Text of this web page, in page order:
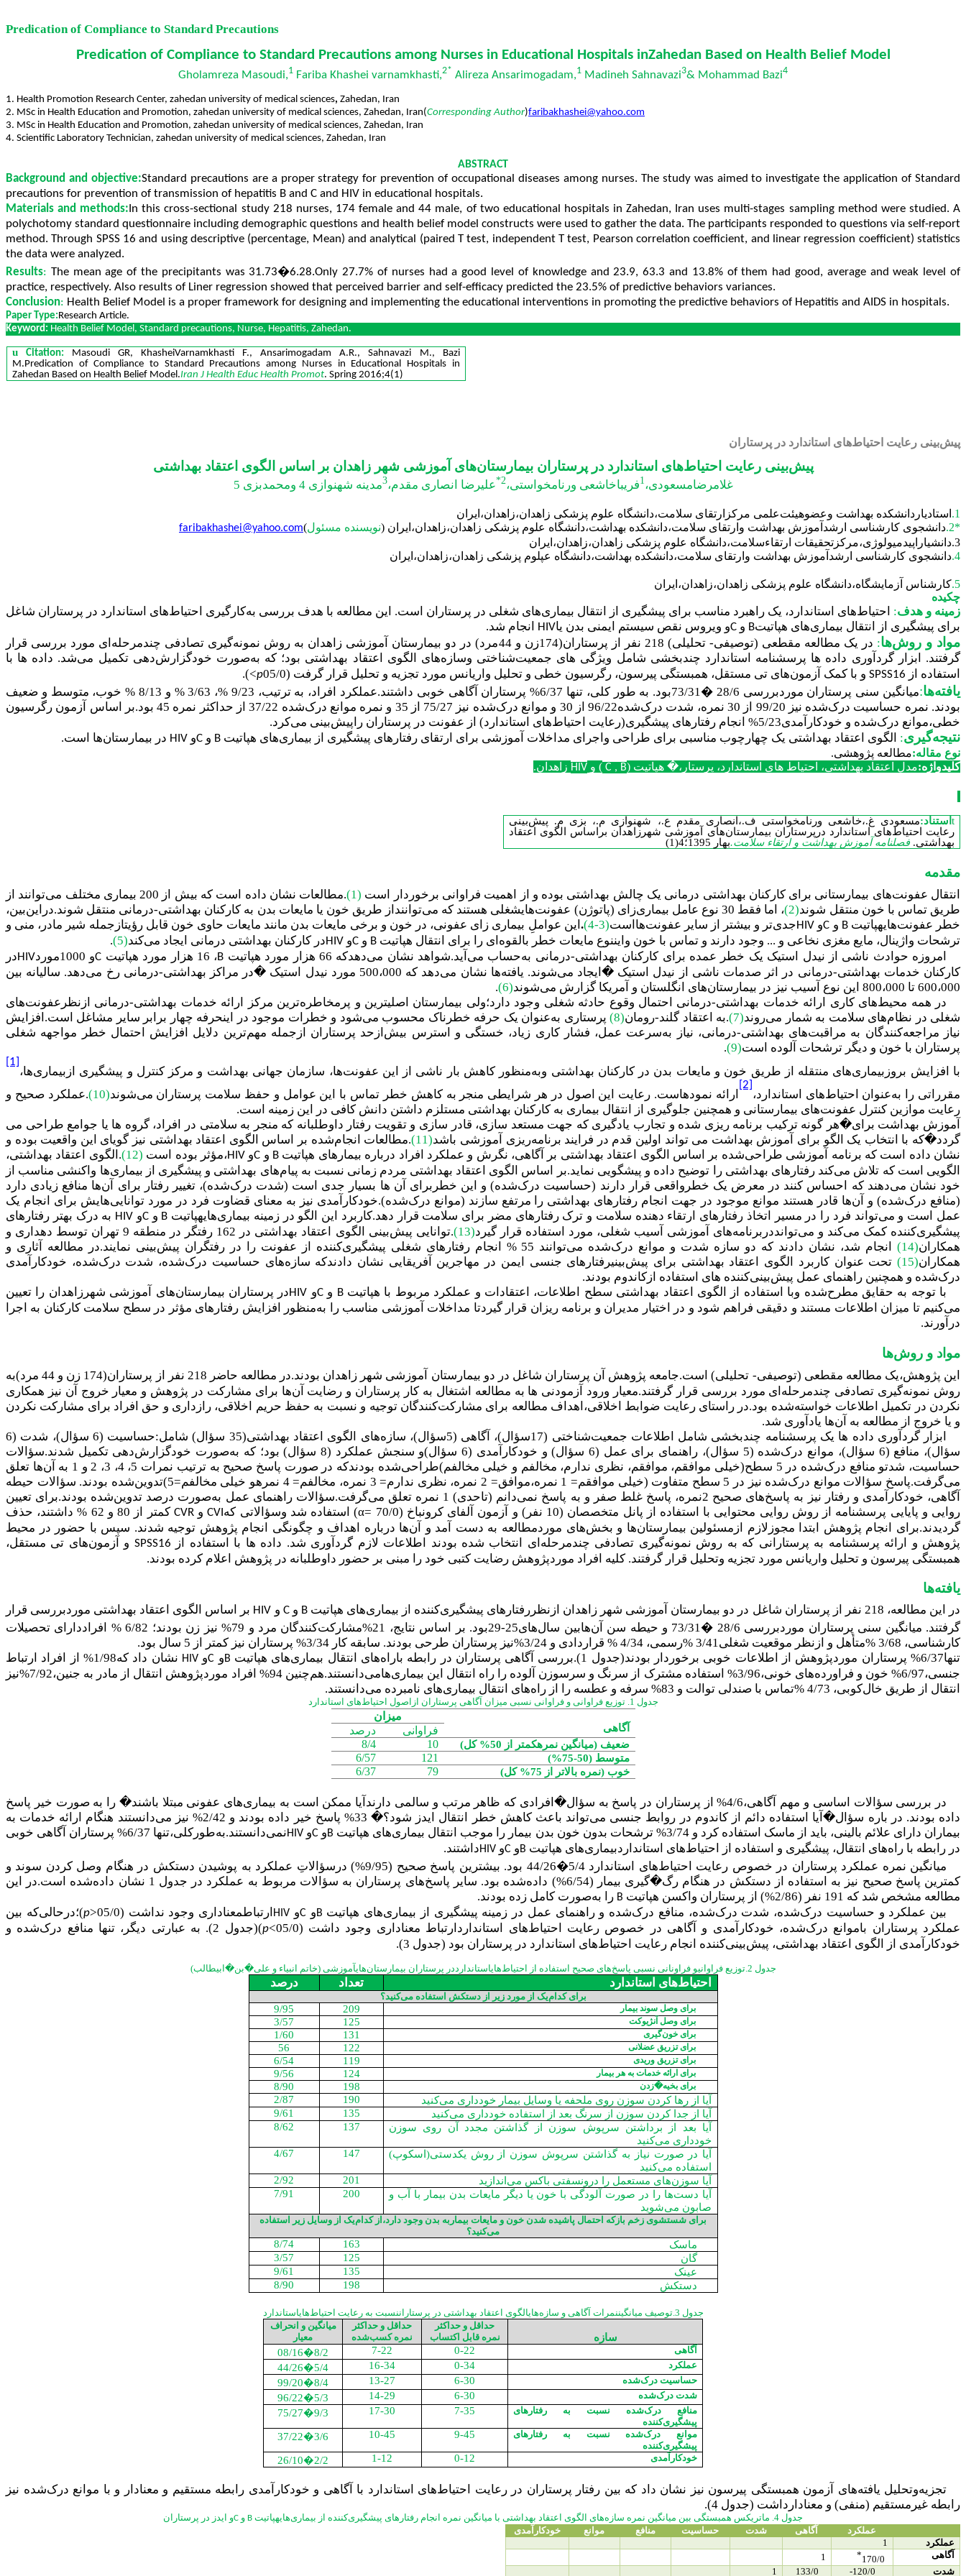
Predication of Compliance to Standard Precautions
Predication of Compliance to Standard Precautions among Nurses in Educational Hospitals inZahedan Based on Health Belief Model
Gholamreza Masoudi,1 Fariba Khashei varnamkhasti,2* Alireza Ansarimogadam,1 Madineh Sahnavazi3& Mohammad Bazi4
1. Health Promotion Research Center, zahedan university of medical sciences, Zahedan, Iran
2. MSc in Health Education and Promotion, zahedan university of medical sciences, Zahedan, Iran(Corresponding Author)faribakhashei@yahoo.com
3. MSc in Health Education and Promotion, zahedan university of medical sciences, Zahedan, Iran
4. Scientific Laboratory Technician, zahedan university of medical sciences, Zahedan, Iran
ABSTRACT
Background and objective:Standard precautions are a proper strategy for prevention of occupational diseases among nurses. The study was aimed to investigate the application of Standard
precautions for prevention of transmission of hepatitis B and C and HIV in educational hospitals.
Materials and methods: In this cross-sectional study 218 nurses, 174 female and 44 male, of two educational hospitals in Zahedan, Iran uses multi-stages sampling method were studied. A
polychotomy standard questionnaire including demographic questions and health belief model constructs were used to gather the data. The participants responded to questions via self-report
method. Through SPSS 16 and using descriptive (percentage, Mean) and analytical (paired T test, independent T test, Pearson correlation coefficient, and linear regression coefficient) statistics
the data were analyzed.
Results: The mean age of the precipitants was 31.73�6.28.Only 27.7% of nurses had a good level of knowledge and 23.9, 63.3 and 13.8% of them had good, average and weak level of
practice, respectively. Also results of Liner regression showed that perceived barrier and self-efficacy predicted the 23.5% of predictive behaviors variances.
Conclusion: Health Belief Model is a proper framework for designing and implementing the educational interventions in promoting the predictive behaviors of Hepatitis and AIDS in hospitals.
Paper Type:Research Article.
Keyword: Health Belief Model, Standard precautions, Nurse, Hepatitis, Zahedan.
uCitation: Masoudi GR, KhasheiVarnamkhasti F., Ansarimogadam A.R., Sahnavazi M., Bazi
M.Predication of Compliance to Standard Precautions among Nurses in Educational Hospitals in
Zahedan Based on Health Belief Model.Iran J Health Educ Health Promot. Spring 2016;4(1)
پیش‌بینی رعایت احتیاط‌های استاندارد در پرستاران
پیش‌بینی رعایت احتیاط‌های استاندارد در پرستاران بیمارستان‌های آموزشی شهر زاهدان بر اساس الگوی اعتقاد بهداشتی
غلامرضامسعودی،1فریباخاشعی ورنامخواستی،2* علیرضا انصاری مقدم،3مدینه شهنوازی 4 ومحمدبزی 5
1. استادیاردانشکده بهداشت وعضوهیئت‌علمی مرکزارتقای سلامت،دانشگاه علوم پزشکی زاهدان،زاهدان،ایران
*2.
دانشجوی کارشناسی ارشدآموزش بهداشت وارتقای سلامت،دانشکده بهداشت،دانشگاه علوم پزشکی زاهدان،زاهدان،ایران (نویسنده مسئول)
faribakhashei@yahoo.com
3.دانشیاراپیدمیولوژی،مرکزتحقیقات ارتقاءسلامت،دانشگاه علوم پزشکی زاهدان،زاهدان،ایران
4. دانشجوی کارشناسی ارشدآموزش بهداشت وارتقای سلامت،دانشکده بهداشت،دانشگاه عپلوم پزشکی زاهدان،زاهدان،ایران
5. کارشناس آزمایشگاه،دانشگاه علوم پزشکی زاهدان،زاهدان،ایران
چکیده
زمينه و هدف: احتیاط‌های استاندارد، یک راهبرد مناسب برای پیشگیری از انتقال بیماری‌های شغلی در پرستاران است. این مطالعه با هدف بررسی به‌کارگیری احتیاط‌های استاندارد در پرستاران شاغل
برای پیشگیری از انتقال بیماری‌های هپاتیتB وCو ویروس نقص سیستم ایمنی بدن یاHIV انجام شد.
مواد و روش‌ها: در یک مطالعه مقطعی (توصیفی- تحلیلی) 218 نفر از پرستاران (174زن و 44مرد) در دو بیمارستان آموزشی زاهدان به روش نمونه‌گیری تصادفی چندمرحله‌ای مورد بررسی قرار
گرفتند.
ابزار گردآوری داده ها پرسشنامه استاندارد چندبخشی شامل ویژگی های جمعیتشناختی وسازه‌های الگوی اعتقاد بهداشتی بود؛ که به‌صورت خودگزارشدهی تکمیل می‌شد. داده ها با
استفاده از SPSS16 و با کمک آزمون‌های تی مستقل، همبستگی پیرسون، رگرسیون خطی و تحلیل واریانس مورد تجزیه ‌و تحلیل قرار گرفت (05/0 p
<
).
يافته‌ها:میانگین سنی پرستاران موردبررسی 28/6 �
73/31بود. به طور کلی، تنها 6/37% پرستاران آگاهی خوبی داشتند.عملکرد افراد، به ترتیب، 9/23 %، 3/63 % و 8/13 % خوب، متوسط و ضعیف
بودند. نمره حساسیت درک‌شده نیز 99/20 از 30 نمره، شدت درک‌شده96/22 از 30 و موانع درک‌شده نیز 75/27 از 35 و نمره موانع درک‌شده 37/22 از حداکثر نمره 45 بود.
بر اساس آزمون رگرسیون
خطی،موانع درک‌شده و خودکارآمدی5/23
% انجام رفتارهای پیشگیری(رعایت احتیاط‌های استاندارد) از عفونت در پرستاران راپیش‌بینی می‌کرد.
نتیجه‌گیری: الگوی اعتقاد بهداشتی یک چهارچوب مناسبی برای طراحی واجرای مداخلات آموزشی برای ارتقای رفتارهای پیشگیری از بیماری‌های هپاتیت B و Cو HIV در بیمارستان‌ها است.
نوع مقاله:مطالعه پژوهشی.
کلیدواژه:مدل اعتقاد بهداشتی، احتیاط های استاندارد، پرستار،� هپاتیت (C , B ) و HIV زاهدان.
t استناد:مسعودی غ.،خاشعی ورنامخواستی ف.،انصاری مقدم ع.، شهنوازی م.، بزی م. پیش‌بینی
رعایت احتیاط‌های استاندارد درپرستاران بیمارستان‌های آموزشی شهرزاهدان براساس الگوی اعتقاد
بهداشتی.فصلنامه آموزش بهداشت و ارتقاء سلامت.بهار 1395؛4(1 )
مقدمه
انتقال عفونت‌های بیمارستانی برای کارکنان بهداشتی درمانی یک چالش بهداشتی بوده و از اهمیت فراوانی برخوردار است (1)
.مطالعات نشان داده است که بیش از 200 بیماری مختلف می‌توانند از
طریق تماس با خون منتقل شوند(2)
، اما فقط 30 نوع عامل بیماری‌زای (پاتوژن) عفونت‌هایشغلی هستند که می‌تواننداز طریق خون یا مایعات بدن به کارکنان بهداشتی-درمانی منتقل شوند.دراین‌بین،
خطر عفونت‌هایهپاتیتB و Cو HIVجدی‌تر و بیشتر از سایر عفونت‌هااست(3-4)
. این عواملِ بیماری زای عفونی، در خون و برخی مایعات بدن مانند مایعات حاوی خون قابل رؤیتازجمله شیر مادر، منی و
ترشحات واژینال، مایع مغزی نخاعی و ... وجود دارند و تماس با خون وایننوع مایعات خطر بالقوه‌ای را برای انتقال هپاتیت B و Cو HIVدر کارکنان بهداشتی درمانی ایجاد می‌کند(5)
.
امروزه حوادث ناشی از نیدل استیک یک خطر عمده برای کارکنان بهداشتی-درمانی به‌حساب می‌آید.شواهد نشان می‌دهدکه 66 هزار مورد هپاتیت
B، 16 هزار مورد هپاتیت Cو 1000مورد HIVدر
کارکنان خدمات بهداشتی-درمانی در اثر صدمات ناشی از نیدل استیک �ایجاد می‌شوند. یافته‌ها نشان می‌دهد که 500،000 مورد نیدل استیک �در مراکز بهداشتی-درمانی رخ می‌دهد. سالیانه بین
600،000 تا 800،000 این نوع آسیب نیز در بیمارستان‌های انگلستان و آمریکا گزارش می‌شوند
(6)
.
در همه محیط‌های کاری ارائه خدمات بهداشتی-درمانی احتمال وقوع حادثه شغلی وجود دارد؛ولی بیمارستان اصلی‏ترین و پرمخاطره‌ترین مرکز ارائه خدمات بهداشتی-درمانی ازنظرعفونت‌های
شغلی در نظام‌های سلامت به شمار می‌روند(7) .به اعتقاد گلند-رومان(
8
)پرستاری به‌عنوان یک حرفه خطرناک محسوب می‌شود و خطرات موجود در اینحرفه چهار برابر سایر مشاغل است. افزایش
نیاز مراجعه‌کنندگان به مراقبت‌های بهداشتی-درمانی، نیاز به‌سرعت عمل، فشار کاری زیاد، خستگی و استرس بیش‌ازحد پرستاران ازجمله مهم‌ترین دلایل افزایش احتمال خطر مواجهه شغلی
پرستاران با خون و دیگر ترشحات آلوده است(9)
.
با افزایش بروزبیماری‌های منتقله از طریق خون و مایعات بدن در کارکنان بهداشتی وبه‌منظور کاهش بار ناشی از این عفونت‌ها، سازمان جهانی بهداشت و مرکز کنترل و پیشگیری ازبیماری‌ها،
[1]
مقرراتی را به‌عنوان احتیاط‌های استاندارد،
[2]
ارائه نمودهاست. رعایت این اصول در هر شرایطی منجر به کاهش خطر تماس با این عوامل و حفظ سلامت پرستاران می‌شوند(10)
.عملکرد صحیح و
رعایت موازین کنترل عفونت‌های بیمارستانی و همچنین جلوگیری از انتقال بیماری به کارکنان بهداشتی مستلزم داشتن دانش کافی در این زمینه است.
آموزش بهداشت برای�هر گونه ترکیب برنامه ریزی شده و تجارب یادگیری که جهت مستعد سازی، قادر سازی و تقویت رفتار داوطلبانه که منجر به سلامتی در افراد، گروه ها یا جوامع طراحی می
گردد�که با انتخاب یک الگو برای آموزش بهداشت می تواند اولین قدم در فرایند برنامه‌ریزی آموزشی باشد(
11
).مطالعات انجام‌شده بر اساس الگوی اعتقاد بهداشتی نیز گویای این واقعیت بوده و
نشان داده است که برنامه آموزشی طراحی‌شده بر اساس الگوی اعتقاد بهداشتی بر آگاهی، نگرش و عملکرد افراد درباره بیمارهای هپاتیت B و CوHIV،مؤثر بوده است (
12
)
. الگوی اعتقاد بهداشتی،
الگویی است که تلاش می‌کند رفتارهای بهداشتی را توضیح داده و پیشگویی نماید.بر اساس الگوی اعتقاد بهداشتی مردم زمانی نسبت به پیام‌های بهداشتی و پیشگیری از بیماری‌ها واکنشی مناسب از
خود نشان می‌دهند که احساس کنند در معرض یک خطرواقعی قرار دارند (حساسیت درک‌شده) و این خطربرای آن ها بسیار جدی است (شدت درک‌شده)، تغییر رفتار برای آن‌ها منافع زیادی دارد
(منافع درک‌شده) و آن‌ها قادر هستند موانع موجود در جهت انجام رفتارهای بهداشتی را مرتفع سازند (موانع درک‌شده).خودکارآمدی نیز به معنای قضاوت فرد در مورد توانایی‌هایش برای انجام یک
عمل است و می‌تواند فرد را در مسیر اتخاذ رفتارهای ارتقاء دهنده سلامت و ترک رفتارهای مضر برای سلامت قرار دهد.کاربرد این الگو در زمینه بیماری‌هایهپاتیت B وCو HIV به درک بهتر رفتارهای
پیشگیری‌کننده کمک می‌کند و می‌توانددربرنامه‌های آموزشی آسیب شغلی، مورد استفاده قرار گیرد(13)
.توانایی پیش‌بینی الگوی اعتقاد بهداشتی در 162 رفتگر در منطقه 9 تهران توسط دهداری و
همکاران(14) انجام شد، نشان دادند که دو سازه شدت و موانع درک‌شده می‌توانند 55 % انجام رفتارهای شغلی پیشگیری‌کننده از عفونت را در رفتگران پیش‌بینی نمایند .در مطالعه آثاری و
همکاران(15)
تحت عنوان کاربرد الگوی اعتقاد بهداشتی برای پیش‌بینیرفتارهای جنسی ایمن در مهاجرین آفریقایی نشان دادندکه سازه‌های حساسیت درک‌شده، شدت درک‌شده، خودکارآمدی
درک‌شده و همچنین راهنمای عمل پیش‌بینی‌کننده های استفاده ازکاندوم بودند.
با توجه به حقایق مطرح‌شده وبا استفاده از الگوی اعتقاد بهداشتی سطح اطلاعات، اعتقادات و عملکرد مربوط با هپاتیتB وCو HIVدر پرستاران بیمارستان‌های آموزشی شهرزاهدان را تعیین
می‌کنیم تا میزان اطلاعات مستند و دقیقی فراهم شود و در اختیار مدیران و برنامه ریزان قرار گیردتا مداخلات آموزشی مناسب را به‌منظور افزایش رفتارهای مؤثر در سطح سلامت کارکنان به اجرا
درآورند.
مواد و روش‌ها
این پژوهش،یک مطالعه مقطعی (توصیفی- تحلیلی) است.جامعه پژوهش آن پرستاران شاغل در دو بیمارستان آموزشی شهر زاهدان بودند.
در مطالعه حاضر 218 نفر از پرستاران(174 زن و 44 مرد)به
روش نمونه‌گیری تصادفی چندمرحله‌ای مورد بررسی قرار گرفتند.معیار ورود آزمودنی ها به مطالعه اشتغال به کار پرستاران و رضایت آن‌ها برای مشارکت در پژوهش و معیار خروج آن نیز همکاری
نکردن در تکمیل اطلاعات خواسته‌شده بود.در راستای رعایت ضوابط اخلاقی،اهداف مطالعه برای مشارکت‌کنندگان توجیه و نسبت به حفظ حریم اخلاقی، رازداری و حق افراد برای مشارکت نکردن
و یا خروج از مطالعه به آن‌ها یادآوری شد.
ابزار گردآوری داده ها یک پرسشنامه چندبخشی شامل اطلاعات جمعیت‌شناختی (17سؤال)، آگاهی (5سؤال)، سازه‌های الگوی اعتقاد بهداشتی(35 سؤال) شامل:حساسیت (6 سؤال)، شدت (6
سؤال)، منافع (6 سؤال)، موانع درک‌شده (5 سؤال)، راهنمای برای عمل (6 سؤال) و خودکارآمدی (6 سؤال)و سنجش عملکرد (8 سؤال) بود؛ که به‌صورت خودگزارش‌دهی تکمیل شدند.سؤالات
حساسیت، شدتو منافع درک‌شده در 5 سطح(خیلی موافقم، موافقم، نظری ندارم، مخالفم و خیلی مخالفم)طراحی‌شده بودندکه در صورت پاسخ صحیح به ترتیب نمرات 5، 4، 3، 2 و 1 به آن‌ها تعلق
می‌گرفت.پاسخ سؤالات موانع درک‌شده نیز در 5 سطح متفاوت (خیلی موافقم= 1 نمره،موافق= 2 نمره، نظری ندارم= 3 نمره، مخالفم= 4 نمرهو خیلی مخالفم=5)تدوین‌شده بودند. سؤالات حیطه
آگاهی، خودکارآمدی و رفتار نیز به پاسخ‌های صحیح 2نمره، پاسخ غلط صفر و به پاسخ نمی‌دانم (تاحدی) 1 نمره تعلق می‌گرفت.سؤالات راهنمای عمل به‌صورت درصد تدوین‌شده بودند.برای تعیین
روایی و پایایی پرسشنامه از روش روایی محتوایی با استفاده از پانل متخصصان (10 نفر) و آزمون آلفای کرونباخ (70/0 =
α) استفاده شد وسؤالاتی که CVIو CVR
کمتر از 80 و 62 % داشتند، حذف
گردیدند.برای انجام پژوهش ابتدا مجوزلازم ازمسئولین بیمارستان‌ها و بخش‌های موردمطالعه به دست آمد و آن‌ها درباره اهداف و چگونگی انجام پژوهش توجیه شدند. سپس با حضور در محیط
پژوهش و ارائه پرسشنامه به پرستارانی که به روش نمونه‌گیری تصادفی چندمرحله‌ای انتخاب ‌شده بودند اطلاعات لازم گردآوری شد. داده ها با استفاده از
SPSS16 و آزمون‌های تی مستقل،
همبستگی پیرسون و تحلیل واریانس مورد تجزیه ‌وتحلیل قرار گرفتند. کلیه افراد موردپژوهش رضایت کتبی خود را مبنی بر حضور داوطلبانه در پژوهش اعلام کرده بودند.
یافته‌ها
در این مطالعه، 218 نفر از پرستاران شاغل در دو بیمارستان آموزشی شهر زاهدان ازنظررفتارهای پیشگیری‌کننده از بیماری‌های هپاتیت B وC و HIV بر اساس الگوی اعتقاد بهداشتی موردبررسی قرار
گرفتند. میانگین سنی پرستاران موردبررسی 28/6
�
73/31 و حیطه سن آن‌هابین سال‌های25-29بود. بر اساس نتایج، 21%مشارکت‌کنندگان مرد و 79% نیز زن بودند؛ 6/82 % افراددارای تحصیلات
کارشناسی، 3/68 %متأهل و ازنظر موقعیت شغلی3/41 %رسمی، 4/34 % قراردادی و 3/24%نیز پرستاران طرحی بودند. سابقه کار 3/34% پرستاران نیز کمتر از 5 سال بود.
تنها6/37% پرستاران موردپژوهش از اطلاعات خوبی برخوردار بودند(جدول 1).بررسی آگاهی پرستاران در رابطه باراه‌های انتقال بیماری‌های هپاتیت
Bو CوHIV نشان داد که
1/98% از افراد ارتباط
جنسی،6/97% خون و فراورده‌های خونی،3/96% استفاده مشترک از سرنگ و سرسوزن آلوده را راه انتقال این بیماری‌هامی‌دانستند.هم‌چنین 94% افراد موردپژوهش انتقال از مادر به جنین،7/92%نیز
انتقال از طریق خال‌کوبی، 4/73 %تماس با صندلی توالت و 83% سرفه و عطسه را از راه‌های انتقال بیماری‌های نامبرده می‌دانستند.
جدول 1. توزیع فراوانی و فراوانی نسبی میزان آگاهی پرستاران ازاصول احتیاط های استاندارد
آگاهی
میزان
فراوانی
درصد
ضعیف (میانگین نمرهکمتر از 50% کل) 10
8/4
متوسط (50-75%) 121
6/57
خوب (نمره بالاتر از 75% کل) 79
6/37
در بررسی سؤالات اساسی و مهم آگاهی،4/6% از پرستاران در پاسخ به سؤال�افرادی که ظاهر مرتب و سالمی دارندآیا ممکن است به بیماری‌های عفونی مبتلا باشند� را به‌ صورت خیر پاسخ
داده بودند. در باره سؤال�آیا استفاده دائم از کاندوم در روابط جنسی می‌تواند باعث کاهش خطر انتقال ایدز شود؟� 33% پاسخ خیر داده بودند و 2/42% نیز می‌دانستند هنگام ارائه خدمات به
بیماران دارای علائم بالینی، باید از ماسک استفاده کرد و 3/74% ترشحات بدون خون بدن بیمار را موجب انتقال بیماری‌های هپاتیت
Bو Cو HIVنمی‌دانستند.
به‌طورکلی،تنها 6/37% پرستاران آگاهی خوبی
در رابطه با راه‌های انتقال، پیشگیری و استفاده از احتیاط‌های استانداردبیماری‌های هپاتیت Bو Cو HIVداشتند.
میانگین نمره عملکرد پرستاران در خصوص رعایت احتیاط‌های استاندارد5/4
�
44/26 بود. بیشترین پاسخ صحیح (9/95%) درسؤالاتِ عملکرد به پوشیدن دستکش در هنگام وصل کردن سوند و
کمترین پاسخ صحیح نیز به استفاده از دستکش در هنگام رگ�گیری بیمار (6/54%) داده‌شده بود. سایر پاسخ‌های پرستاران به سؤالات مربوط به عملکرد در جدول 1 نشان داده‌شده است.در این
مطالعه مشخص شد که 191 نفر (2/86%) از پرستاران واکسن هپاتیت
B را به‌صورت کامل زده بودند.
بین عملکرد و حساسیت درک‌شده، شدت درک‌شده، منافع درک‌شده و راهنمای عمل در زمینه پیشگیری از بیماری‌های هپاتیت Bو Cو HIV ارتباطمعناداری وجود نداشت (05/0< p)؛درحالی‌که بین
عملکرد پرستاران باموانع درک‌شده، خودکارآمدی و آگاهی در خصوص رعایت احتیاط‌های استانداردارتباط معناداری وجود داشت (05/0>
p)(جدول 2) . به عبارتی دیگر، تنها منافع درک‌شده و
خودکارآمدی از الگوی اعتقاد بهداشتی، پیش‌بینی‌کننده انجام رعایت احتیاط‌های استاندارد در پرستاران بود (جدول 3).
جدول 2.توزیع فراوانیو فراونانی نسبی پاسخ‌های صحیح استفاده از احتیاط‌هایاستاندارددر پرستاران بیمارستان‌هایآموزشی (خاتم انبیاء و علی�بن�ابیطالب)
احتیاط‌های استاندارد تعداد درصد
برای کدام‌یک از مورد زیر از دستکش استفاده می‌کنید؟
برای وصل سوند بیمار 209
9/95
برای وصل آنژیوکت 125
3/57
برای خون‌گیری 131
1/60
برای تزریق عضلانی 122
56
برای تزریق وریدی 119
6/54
برای ارائه خدمات به هر بیمار 124
9/56
برای بخیه�زدن 198
8/90
آیا از رها کردن سوزن روی ملحفه یا وسایل بیمار خودداری می‌کنید
190
2/87
آیا از جدا کردن سوزن از سرنگ بعد از استفاده خودداری می‌کنید
135
9/61
آیا بعد از برداشتن سرپوش سوزن از گذاشتن مجدد آن روی سوزن
خودداری می‌کنید
137
8/62
آیا در صورت نیاز به گذاشتن سرپوش سوزن از روش یکدستی(اسکوپ)
استفاده می‌کنید
147
4/67
آیا سوزن‌های مستعمل را درونسفتی باکس می‌اندازید 201
2/92
آیا دست‌ها را در صورت آلودگی با خون یا دیگر مایعات بدن بیمار با آب و
صابون می‌شوید
200
7/91
برای شستشوی زخم بازکه احتمال پاشیده شدن خون و مایعات بیماربه بدن وجود دارد،از کدام‌یک از وسایل زیر استفاده
می‌کنید؟
ماسک 163
8/74
گان
125
3/57
عینک
135
9/61
دستکش
198
8/90
جدول 3.توصیف میانگیننمرات آگاهی و سازه‌هایالگوی اعتقاد بهداشتی در پرستاراننسبت به رعایت احتیاط‌هایاستاندارد
سازه
حداقل و حداکثر
نمره قابل اکتساب
حداقل و حداکثر
نمره کسب‌شده
میانگین و انحراف
معیار
آگاهی
0-22
7-22
8/2
�
08/16
عملکرد 0-34
16-34
5/4
�
44/26
حساسیت درک‌شده 6-30
13-27
8/4
�
99/20
شدت درک‌شده 6-30
14-29
5/3
�
96/22
منافع درک‌شده نسبت به رفتارهای
پیشگیری‌کننده
7-35
17-30
9/3
�
75/27
موانع درک‌شده نسبت به رفتارهای
پیشگیری‌کننده
9-45
10-45
3/6
�
37/22
خودکارآمدی 0-12
1-12
2/2
�
26/10
تجزیه‌وتحلیل یافته‌های آزمون همبستگی پیرسون نیز نشان داد که بین رفتار پرستاران در رعایت احتیاط‌های استاندارد با آگاهی و خودکارآمدی رابطه مستقیم و معنادار و با موانع درک‌شده نیز
رابطه غیرمستقیم (منفی) و معنادارداشت (جدول 4).
جدول 4. ماتریکس همبستگی بین میانگین نمره سازه‌های الگوی اعتقاد بهداشتی با میانگین نمره انجام رفتارهای پیشگیری‌کننده از بیماری‌هایهپاتیت B وCو ایدز در پرستاران
عملکرد
آگاهی شدت حساسیت منافع موانع
خودکارآمدی
عملکرد
1
آگاهی
*170/0
1
شدت
120/0-
133/0
1